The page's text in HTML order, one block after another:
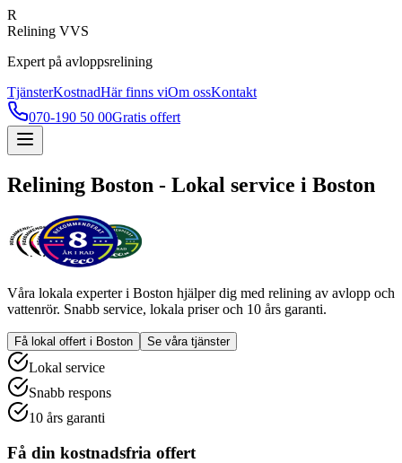
R
Relining VVS
Expert på avloppsrelining
TjänsterKostnadHär finns viOm ossKontakt
070-190 50 00Gratis offert
Relining Boston - Lokal service i Boston
Våra lokala experter i Boston hjälper dig med relining av avlopp och
vattenrör. Snabb service, lokala priser och 10 års garanti.
Få lokal offert i Boston Se våra tjänster
Lokal service
Snabb respons
10 års garanti
Få din kostnadsfria offert